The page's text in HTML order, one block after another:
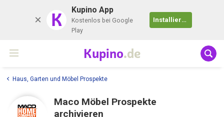
K Kupino App
Kostenlos bei Google
Play
Installieren
Kupino.de
Haus, Garten und Möbel Prospekte
Maco Möbel Prospekte
archivieren